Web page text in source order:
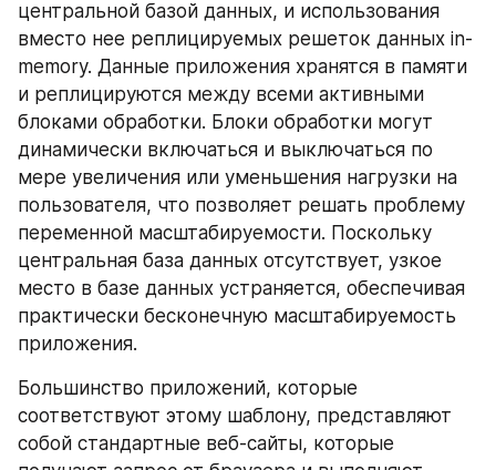
центральной базой данных, и использования
вместо нее реплицируемых решеток данных in-
memory. Данные приложения хранятся в памяти
и реплицируются между всеми активными
блоками обработки. Блоки обработки могут
динамически включаться и выключаться по
мере увеличения или уменьшения нагрузки на
пользователя, что позволяет решать проблему
переменной масштабируемости. Поскольку
центральная база данных отсутствует, узкое
место в базе данных устраняется, обеспечивая
практически бесконечную масштабируемость
приложения.
Большинство приложений, которые
соответствуют этому шаблону, представляют
собой стандартные веб-сайты, которые